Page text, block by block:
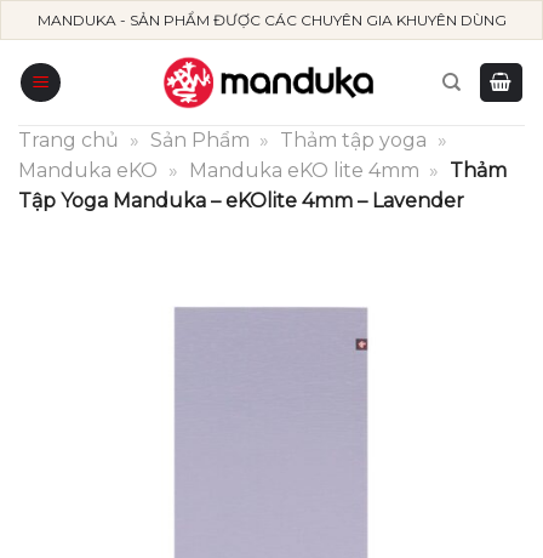
Skip
to
content
MANDUKA - SẢN PHẨM ĐƯỢC CÁC CHUYÊN GIA KHUYÊN DÙNG
Trang chủ » Sản Phẩm » Thảm tập yoga »
Manduka eKO » Manduka eKO lite 4mm » Thảm
Tập Yoga Manduka – eKOlite 4mm – Lavender